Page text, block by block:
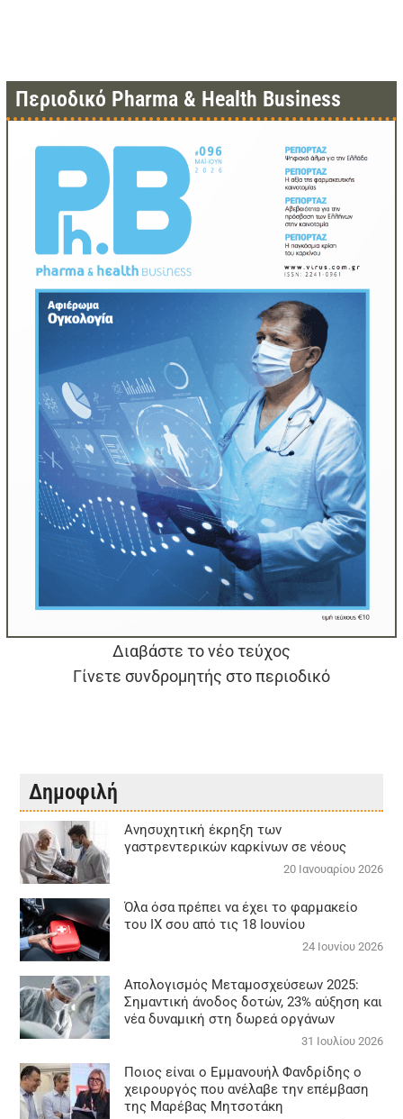
Περιοδικό Pharma & Health Business
Διαβάστε το νέο τεύχος
Γίνετε συνδρομητής στο περιοδικό
Δημοφιλή
Aνησυχητική έκρηξη των
γαστρεντερικών καρκίνων σε νέους
20 Ιανουαρίου 2026
Όλα όσα πρέπει να έχει το φαρμακείο
του ΙΧ σου από τις 18 Ιουνίου
24 Ιουνίου 2026
Απολογισμός Μεταμοσχεύσεων 2025:
Σημαντική άνοδος δοτών, 23% αύξηση και
νέα δυναμική στη δωρεά οργάνων
31 Ιουλίου 2026
Ποιος είναι ο Εμμανουήλ Φανδρίδης ο
χειρουργός που ανέλαβε την επέμβαση
της Μαρέβας Μητσοτάκη